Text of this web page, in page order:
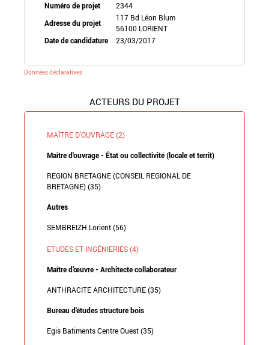
Numéro de projet
2344
Adresse du projet
117 Bd Léon Blum
56100 LORIENT
Date de candidature
23/03/2017
Données déclaratives
ACTEURS DU PROJET
MAÎTRE D'OUVRAGE (2)
Maître d'ouvrage - État ou collectivité (locale et territ)
REGION BRETAGNE (CONSEIL REGIONAL DE
BRETAGNE) (35)
Autres
SEMBREIZH Lorient (56)
ETUDES ET INGÉNIERIES (4)
Maître d’œuvre - Architecte collaborateur
ANTHRACITE ARCHITECTURE (35)
Bureau d'études structure bois
Egis Batiments Centre Ouest (35)